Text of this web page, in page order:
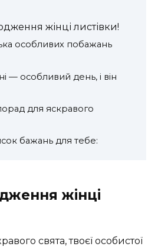
жінці листівки!
особливих побажань
— особливий день, і він
для яскравого
бажань для тебе:
жінці
свята, твоєї особистої